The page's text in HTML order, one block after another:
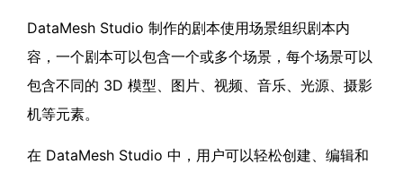
DataMesh Studio 制作的剧本使用场景组织剧本内
容，一个剧本可以包含一个或多个场景，每个场景可以
包含不同的 3D 模型、图片、视频、音乐、光源、摄影
机等元素。
在 DataMesh Studio 中，用户可以轻松创建、编辑和